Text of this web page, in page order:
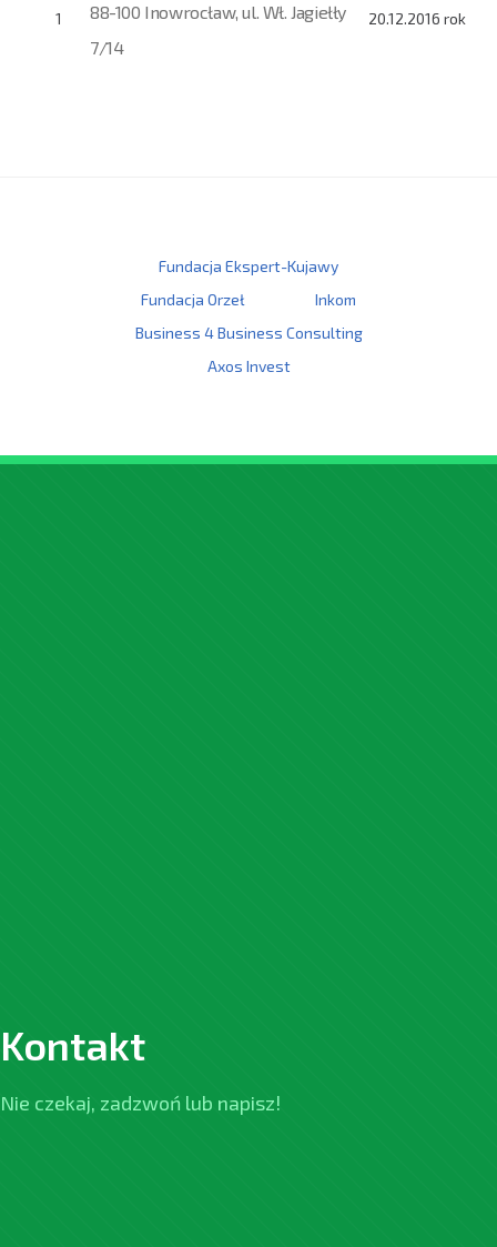
1
88-100 Inowrocław, ul. Wł. Jagiełły
7/14
20.12.2016 rok
Fundacja Ekspert-Kujawy
Fundacja Orzeł
Inkom
Business 4 Business Consulting
Axos Invest
Kontakt
Nie czekaj, zadzwoń lub napisz!